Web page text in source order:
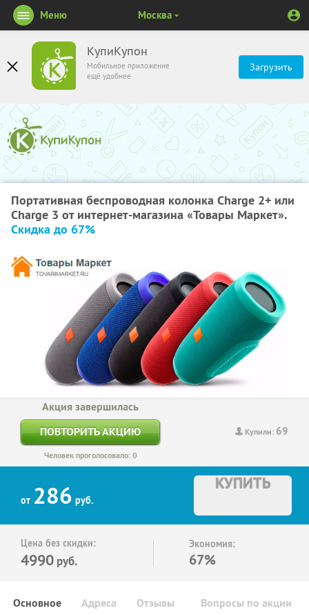
КупиКупон
Мобильное приложение
ещё удобнее
Загрузить
Меню Москва
Портативная беспроводная колонка Charge 2+ или
Charge 3 от интернет-магазина «Товары Маркет».
Скидка до 67%
Купили: 69
Акция завершилась
ПОВТОРИТЬ АКЦИЮ
Человек проголосовало: 0
от 286 руб.
КУПИТЬ
Цена без скидки:
4990 руб.
Экономия:
67%
Основное Отзывы Вопросы по акции
Адреса